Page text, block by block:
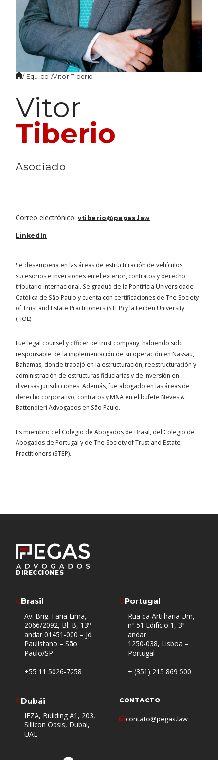
/ Equipo /Vitor Tiberio
Vitor
Tiberio
Asociado
Correo electrónico: vtiberio@pegas.law
LinkedIn
Se desempeña en las áreas de estructuración de vehículos
sucesorios e inversiones en el exterior, contratos y derecho
tributario internacional. Se graduó de la Pontifícia Universidade
Católica de São Paulo y cuenta con certificaciones de The Society
of Trust and Estate Practitioners (STEP) y la Leiden University
(HOL).
Fue legal counsel y officer de trust company, habiendo sido
responsable de la implementación de su operación en Nassau,
Bahamas, donde trabajó en la estructuración, reestructuración y
administración de estructuras fiduciarias y de inversión en
diversas jurisdicciones. Además, fue abogado en las áreas de
derecho corporativo, contratos y M&A en el bufete Neves &
Battendieri Advogados en São Paulo.
Es miembro del Colegio de Abogados de Brasil, del Colegio de
Abogados de Portugal y de The Society of Trust and Estate
Practitioners (STEP).
DIRECCIONES
Brasil
Av. Brig. Faria Lima,
2066/2092, Bl. B, 13º
andar 01451-000 – Jd.
Paulistano – São
Paulo/SP
+55 11 5026-7258
Portugal
Rua da Artilharia Um,
nº 51 Edifício 1, 3º
andar
1250-038, Lisboa –
Portugal
+ (351) 215 869 500
Dubái
IFZA, Building A1, 203,
Sillicon Oasis, Dubai,
UAE
CONTACTO
contato@pegas.law